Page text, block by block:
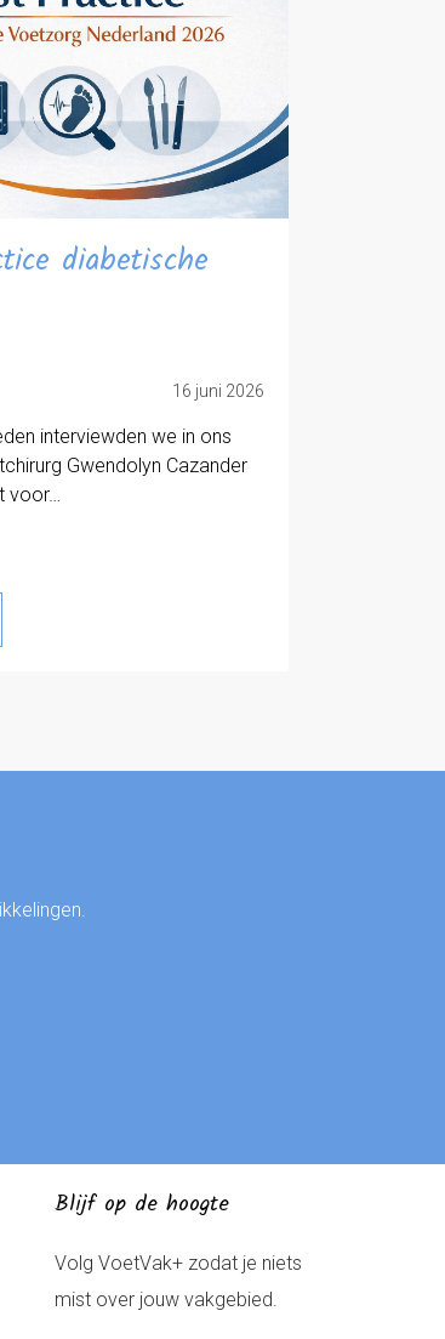
diabetische
16 juni 2026
interviewden we in ons
Gwendolyn Cazander
Blijf op de hoogte
Volg VoetVak+ zodat je niets
mist over jouw vakgebied.